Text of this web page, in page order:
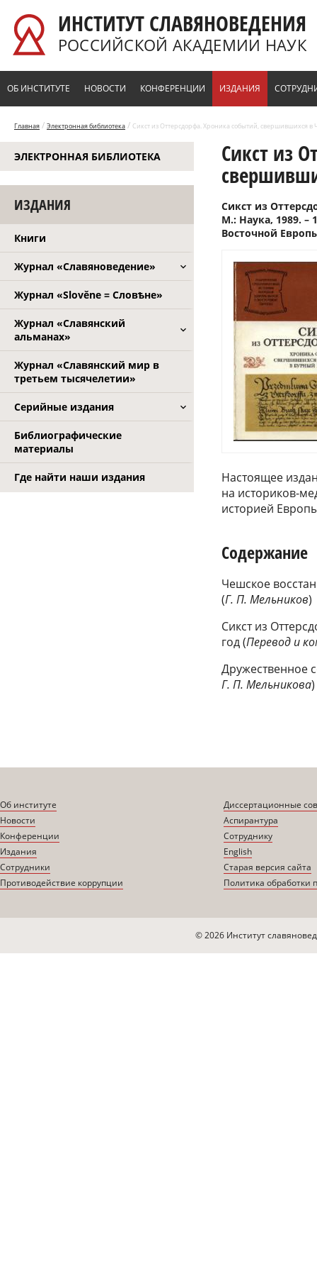
ИНСТИТУТ СЛАВЯНОВЕДЕНИЯ
РОССИЙСКОЙ АКАДЕМИИ НАУК
ОБ ИНСТИТУТЕ НОВОСТИ КОНФЕРЕНЦИИ ИЗДАНИЯ
Главная / Электронная библиотека / Сикст из Оттерсдорфа. Хроника событий, свершившихся в
ЭЛЕКТРОННАЯ БИБЛИОТЕКА
ИЗДАНИЯ
Книги
Журнал «Славяноведение»
Журнал «Slověne = Словѣне»
Журнал «Славянский
альманах»
Журнал «Славянский мир в
третьем тысячелетии»
Серийные издания
Библиографические
материалы
Где найти наши издания
Сикст из
Сикст из
М.: Наука, 1989. –
Восточной
Настоящее
на историков-
историей
Содержание
Чешское
(Г. П. Мельников)
Сикст из
год (Перевод и
Дружественное
Г. П. Мельникова)
Об институте
Новости
Конференции
Издания
Сотрудники
Противодействие коррупции
Диссертационные
Аспирантура
Сотруднику
English
Старая версия сайта
Политика обработки
© 2026 Институт